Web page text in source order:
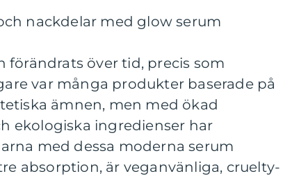
nackdelar med glow serum
förändrats över tid, precis som
var många produkter baserade på
ämnen, men med ökad
ekologiska ingredienser har
med dessa moderna serum
absorption, är veganvänliga, cruelty-